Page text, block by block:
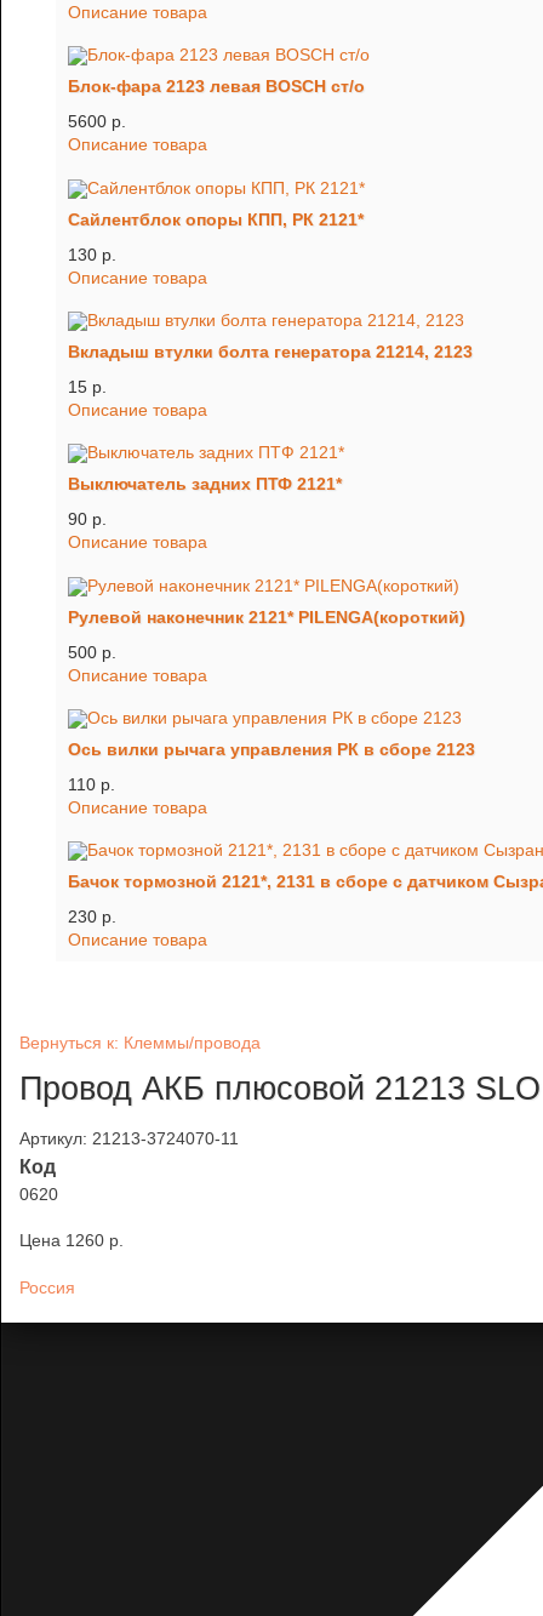
Описание товара
Блок-фара 2123 левая BOSCH ст/о
5600 p.
Описание товара
Сайлентблок опоры КПП, РК 2121*
130 p.
Описание товара
Вкладыш втулки болта генератора 21214, 2123
15 p.
Описание товара
Выключатель задних ПТФ 2121*
90 p.
Описание товара
Рулевой наконечник 2121* PILENGA(короткий)
500 p.
Описание товара
Ось вилки рычага управления РК в сборе 2123
110 p.
Описание товара
Бачок тормозной 2121*, 2131 в сборе с датчиком
230 p.
Описание товара
Вернуться к: Клеммы/провода
Провод АКБ плюсовой 21213
Артикул: 21213-3724070-11
Код
0620
Цена 1260 p.
Россия